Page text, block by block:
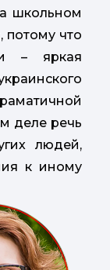
школьном
потому что
– яркая
деле речь
людей,
к иному